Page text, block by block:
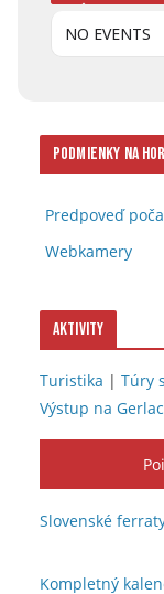
NO EVENTS
Podmienky na
Predpoveď
Webkamery
Aktivity
Turistika | Túry
Výstup na
Slovenské
Kompletný